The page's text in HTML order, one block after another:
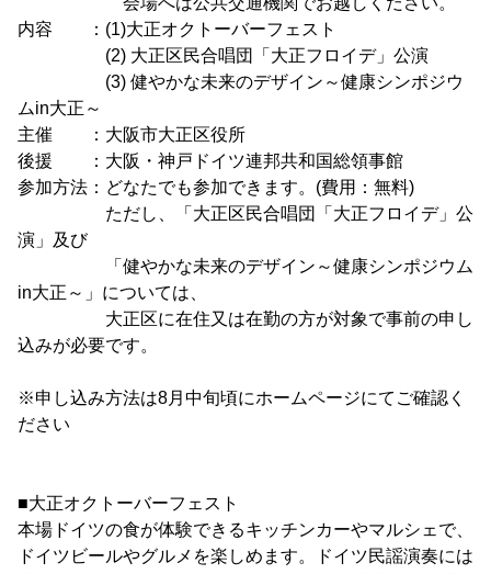
内容 ：(1)大正オクトーバーフェスト
(2) 大正区民合唱団「大正フロイデ」公演
(3) 健やかな未来のデザイン～健康シンポジウ
ムin大正～
主催 ：大阪市大正区役所
後援 ：大阪・神戸ドイツ連邦共和国総領事館
参加方法：どなたでも参加できます。(費用：無料)
ただし、「大正区民合唱団「大正フロイデ」公
演」及び
「健やかな未来のデザイン～健康シンポジウム
in大正～」については、
大正区に在住又は在勤の方が対象で事前の申し
込みが必要です。
※申し込み方法は8月中旬頃にホームページにてご確認く
ださい
■大正オクトーバーフェスト
本場ドイツの食が体験できるキッチンカーやマルシェで、
ドイツビールやグルメを楽しめます。ドイツ民謡演奏には